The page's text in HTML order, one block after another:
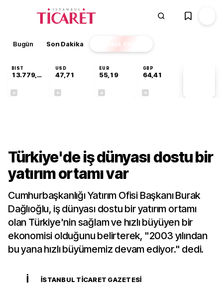
Bugün Son Dakika Finans EKSTRA
BIST
13.779,39
USD
47,71
EUR
55,19
GBP
64,41
Türkiye'de iş dünyası dostu bir
yatırım ortamı var
Cumhurbaşkanlığı Yatırım Ofisi Başkanı Burak
Dağlıoğlu, iş dünyası dostu bir yatırım ortamı
olan Türkiye'nin sağlam ve hızlı büyüyen bir
ekonomisi olduğunu belirterek, "2003 yılından
bu yana hızlı büyümemiz devam ediyor." dedi.
İ İSTANBUL TICARET GAZETESI